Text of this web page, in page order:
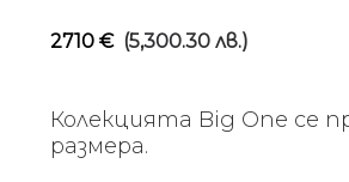
2710 € (5,300.30 лв.)
Колекцията Big One се
размера.